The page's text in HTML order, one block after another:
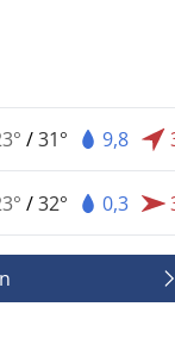
/31° 9,8
/32° 0,3